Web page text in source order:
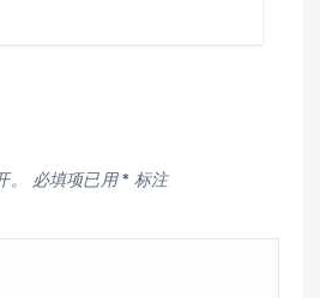
必填项已用* 标注